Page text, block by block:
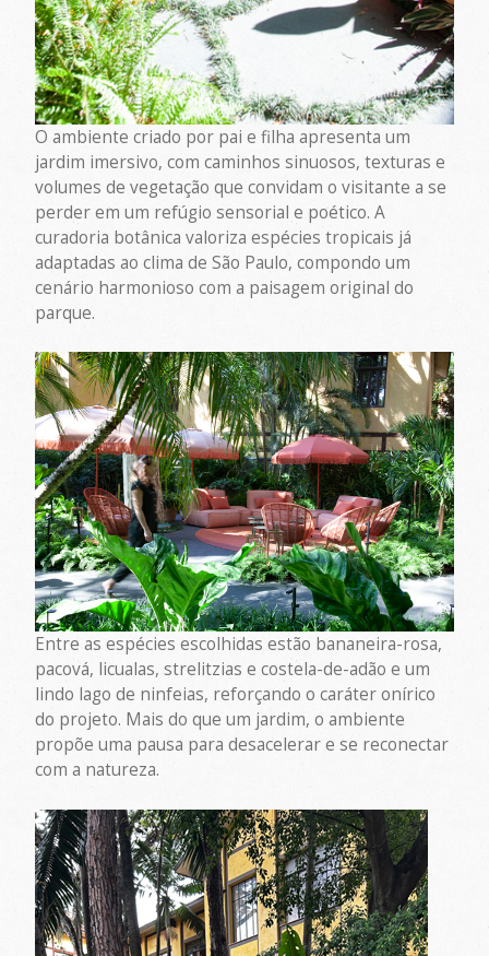
O ambiente criado por pai e filha apresenta um
jardim imersivo, com caminhos sinuosos, texturas e
volumes de vegetação que convidam o visitante a se
perder em um refúgio sensorial e poético. A
curadoria botânica valoriza espécies tropicais já
adaptadas ao clima de São Paulo, compondo um
cenário harmonioso com a paisagem original do
parque.
Entre as espécies escolhidas estão bananeira-rosa,
pacová, licualas, strelitzias e costela-de-adão e um
lindo lago de ninfeias, reforçando o caráter onírico
do projeto. Mais do que um jardim, o ambiente
propõe uma pausa para desacelerar e se reconectar
com a natureza.